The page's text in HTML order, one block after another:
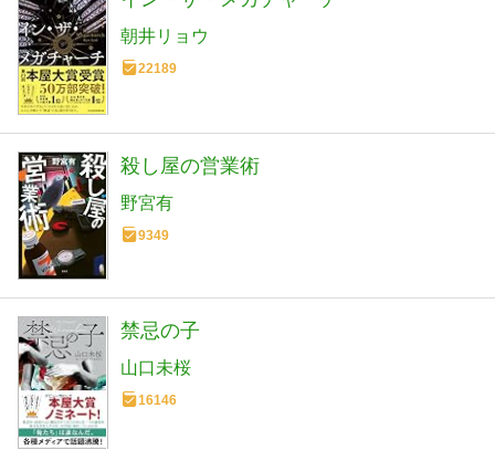
朝井リョウ
22189
殺し屋の営業術
野宮有
9349
禁忌の子
山口未桜
16146